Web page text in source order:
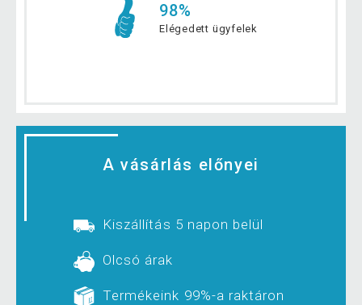
98%
Elégedett ügyfelek
A vásárlás előnyei
Kiszállítás 5 napon belül
Olcsó árak
Termékeink 99%-a raktáron